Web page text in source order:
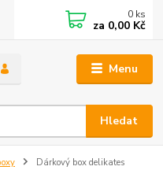
Menu
Hledat
0 ks
za 0,00 Kč
Dárkový box delikates